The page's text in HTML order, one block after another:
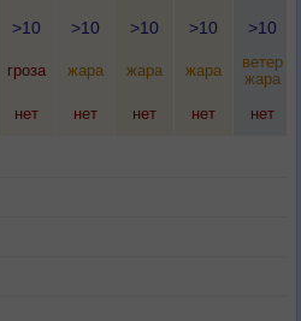
>10 >10 >10 >10 >10
гроза жара жара жара
ветер
жара
нет нет нет нет нет